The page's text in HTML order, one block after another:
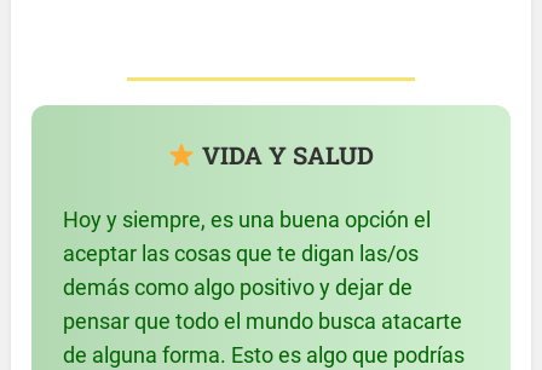
VIDA Y SALUD
Hoy y siempre, es una buena opción el
aceptar las cosas que te digan las/os
demás como algo positivo y dejar de
pensar que todo el mundo busca atacarte
de alguna forma. Esto es algo que podrías